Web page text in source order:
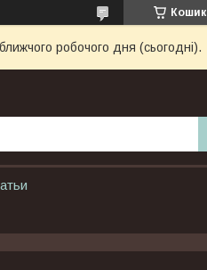
Кошик
робочого дня (сьогодні).